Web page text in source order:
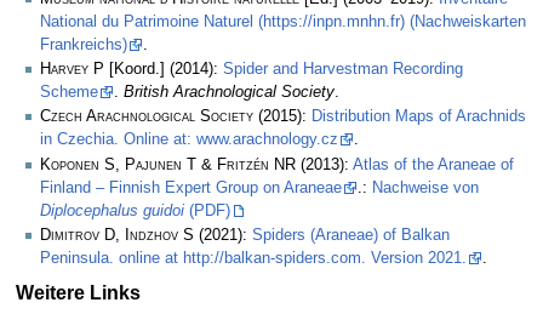
National du Patrimoine Naturel (https://inpn.mnhn.fr) (Nachweiskarten
Frankreichs)
Harvey P [Koord.] (2014): Spider and Harvestman Recording
Scheme
. British Arachnological Society.
Czech Arachnological Society (2015): Distribution Maps of Arachnids
in Czechia. Online at: www.arachnology.cz
.
Koponen S, Pajunen T & Fritzén NR (2013): Atlas of the Araneae of
Finland – Finnish Expert Group on Araneae
.: Nachweise von
Diplocephalus guidoi (PDF)
Dimitrov D, Indzhov S (2021): Spiders (Araneae) of Balkan
Peninsula. online at http://balkan-spiders.com. Version 2021.
.
Weitere Links